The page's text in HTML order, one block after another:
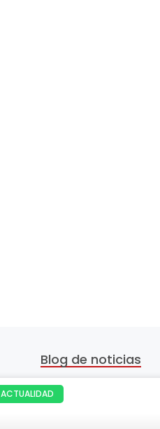
Blog de noticias
ACTUALIDAD